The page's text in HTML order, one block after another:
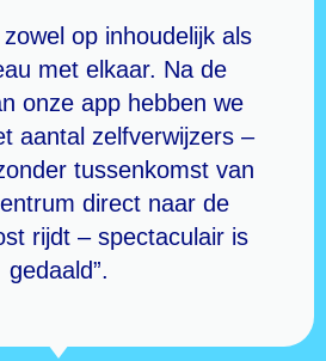
op inhoudelijk als
met elkaar. Na de
onze app hebben we
aantal zelfverwijzers –
tussenkomst van
direct naar de
rijdt – spectaculair is
gedaald”.